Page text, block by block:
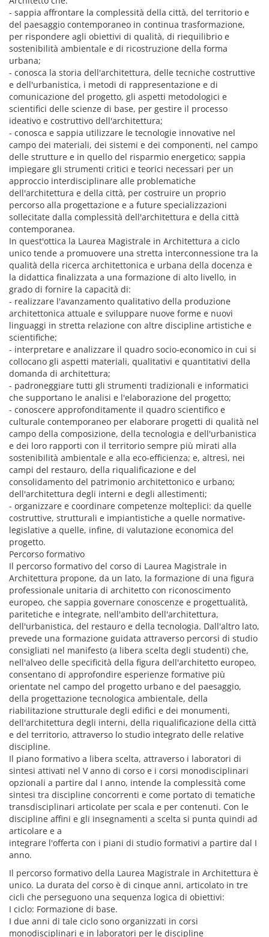
- sappia affrontare la complessità della città, del territorio e
del paesaggio contemporaneo in continua trasformazione,
per rispondere agli obiettivi di qualità, di riequilibrio e
sostenibilità ambientale e di ricostruzione della forma
urbana;
- conosca la storia dell'architettura, delle tecniche costruttive
e dell'urbanistica, i metodi di rappresentazione e di
comunicazione del progetto, gli aspetti metodologici e
scientifici delle scienze di base, per gestire il processo
ideativo e costruttivo dell'architettura;
- conosca e sappia utilizzare le tecnologie innovative nel
campo dei materiali, dei sistemi e dei componenti, nel campo
delle strutture e in quello del risparmio energetico; sappia
impiegare gli strumenti critici e teorici necessari per un
approccio interdisciplinare alle problematiche
dell'architettura e della città, per costruire un proprio
percorso alla progettazione e a future specializzazioni
sollecitate dalla complessità dell'architettura e della città
contemporanea.
In quest'ottica la Laurea Magistrale in Architettura a ciclo
unico tende a promuovere una stretta interconnessione tra la
qualità della ricerca architettonica e urbana della docenza e
la didattica finalizzata a una formazione di alto livello, in
grado di fornire la capacità di:
- realizzare l'avanzamento qualitativo della produzione
architettonica attuale e sviluppare nuove forme e nuovi
linguaggi in stretta relazione con altre discipline artistiche e
scientifiche;
- interpretare e analizzare il quadro socio-economico in cui si
collocano gli aspetti materiali, qualitativi e quantitativi della
domanda di architettura;
- padroneggiare tutti gli strumenti tradizionali e informatici
che supportano le analisi e l'elaborazione del progetto;
- conoscere approfonditamente il quadro scientifico e
culturale contemporaneo per elaborare progetti di qualità nel
campo della composizione, della tecnologia e dell'urbanistica
e dei loro rapporti con il territorio sempre più mirati alla
sostenibilità ambientale e alla eco-efficienza; e, altresì, nei
campi del restauro, della riqualificazione e del
consolidamento del patrimonio architettonico e urbano;
dell'architettura degli interni e degli allestimenti;
- organizzare e coordinare competenze molteplici: da quelle
costruttive, strutturali e impiantistiche a quelle normative-
legislative a quelle, infine, di valutazione economica del
progetto.
Percorso formativo
Il percorso formativo del corso di Laurea Magistrale in
Architettura propone, da un lato, la formazione di una figura
professionale unitaria di architetto con riconoscimento
europeo, che sappia governare conoscenze e progettualità,
paritetiche e integrate, nell'ambito dell'architettura,
dell'urbanistica, del restauro e della tecnologia. Dall'altro lato,
prevede una formazione guidata attraverso percorsi di studio
consigliati nel manifesto (a libera scelta degli studenti) che,
nell'alveo delle specificità della figura dell'architetto europeo,
consentano di approfondire esperienze formative più
orientate nel campo del progetto urbano e del paesaggio,
della progettazione tecnologica ambientale, della
riabilitazione strutturale degli edifici e dei monumenti,
dell'architettura degli interni, della riqualificazione della città
e del territorio, attraverso lo studio integrato delle relative
discipline.
Il piano formativo a libera scelta, attraverso i laboratori di
sintesi attivati nel V anno di corso e i corsi monodisciplinari
opzionali a partire dal I anno, intende la complessità come
sintesi tra discipline concorrenti e come portato di tematiche
transdisciplinari articolate per scala e per contenuti. Con le
discipline affini e gli insegnamenti a scelta si punta quindi ad
articolare e a
integrare l'offerta con i piani di studio formativi a partire dal I
anno.
Il percorso formativo della Laurea Magistrale in Architettura è
unico. La durata del corso è di cinque anni, articolato in tre
cicli che perseguono una sequenza logica di obiettivi:
I ciclo: Formazione di base.
I due anni di tale ciclo sono organizzati in corsi
monodisciplinari e in laboratori per le discipline